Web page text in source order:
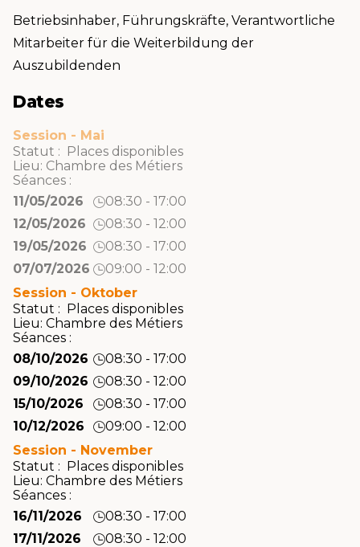
Betriebsinhaber, Führungskräfte, Verantwortliche
Mitarbeiter für die Weiterbildung der
Auszubildenden
Dates
Session - Mai
Statut : Places disponibles
Lieu: Chambre des Métiers
Séances :
11/05/2026
08:30 - 17:00
12/05/2026
08:30 - 12:00
19/05/2026
08:30 - 17:00
07/07/2026
09:00 - 12:00
Session - Oktober
Statut : Places disponibles
Lieu: Chambre des Métiers
Séances :
08/10/2026
08:30 - 17:00
09/10/2026
08:30 - 12:00
15/10/2026
08:30 - 17:00
10/12/2026
09:00 - 12:00
Session - November
Statut : Places disponibles
Lieu: Chambre des Métiers
Séances :
16/11/2026
08:30 - 17:00
17/11/2026
08:30 - 12:00